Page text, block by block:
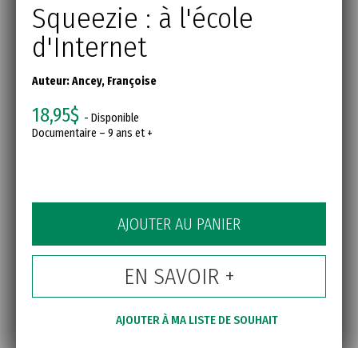
Squeezie : à l'école
d'Internet
Auteur:Ancey, Françoise
18,95$ - Disponible
Documentaire – 9 ans et +
AJOUTER AU PANIER
EN SAVOIR +
AJOUTER À MA LISTE DE SOUHAIT